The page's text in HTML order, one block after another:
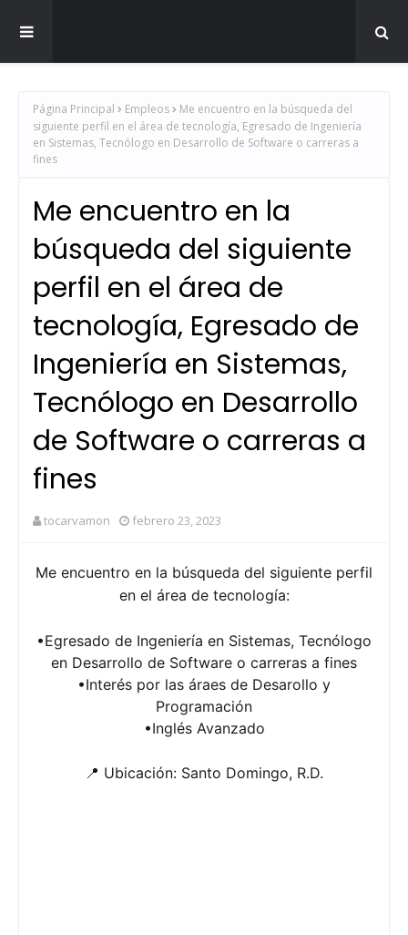
Página Principal Empleos
Me encuentro en la búsqueda del
siguiente perfil en el área de tecnología, Egresado de Ingeniería
en Sistemas, Tecnólogo en Desarrollo de Software o carreras a
fines
Me encuentro en la
búsqueda del siguiente
perfil en el área de
tecnología, Egresado de
Ingeniería en Sistemas,
Tecnólogo en Desarrollo
de Software o carreras a
fines
tocarvamon febrero 23, 2023
Me encuentro en la búsqueda del siguiente perfil
en el área de tecnología:
•Egresado de Ingeniería en Sistemas, Tecnólogo
en Desarrollo de Software o carreras a fines
•Interés por las áraes de Desarollo y
Programación
•Inglés Avanzado
📍 Ubicación: Santo Domingo, R.D.